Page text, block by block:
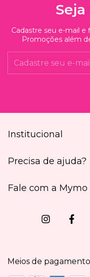
Cadastre seu e-mail
Promoções além
Institucional
Precisa de ajuda?
Fale com a Mymo
Meios de pagamento